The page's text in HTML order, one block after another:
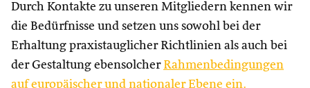
Durch Kontakte zu unseren Mitgliedern kennen wir
die Bedürfnisse und setzen uns sowohl bei der
Erhaltung praxistauglicher Richtlinien als auch bei
der Gestaltung ebensolcher Rahmenbedingungen
auf europäischer und nationaler Ebene ein.